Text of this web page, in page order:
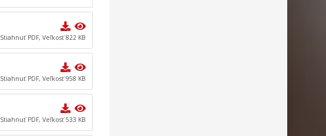
Stiahnuť PDF, Veľkosť 822 KB
Stiahnuť PDF, Veľkosť 958 KB
Stiahnuť PDF, Veľkosť 533 KB